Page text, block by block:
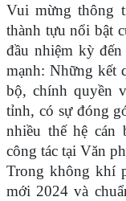
Vui mừng thông
thành tựu nổi bật
đầu nhiệm kỳ
mạnh: Những kết
bộ, chính quyền
tỉnh, có sự đóng
nhiều thế hệ cán
công tác tại Văn
Trong không khí
mới 2024 và